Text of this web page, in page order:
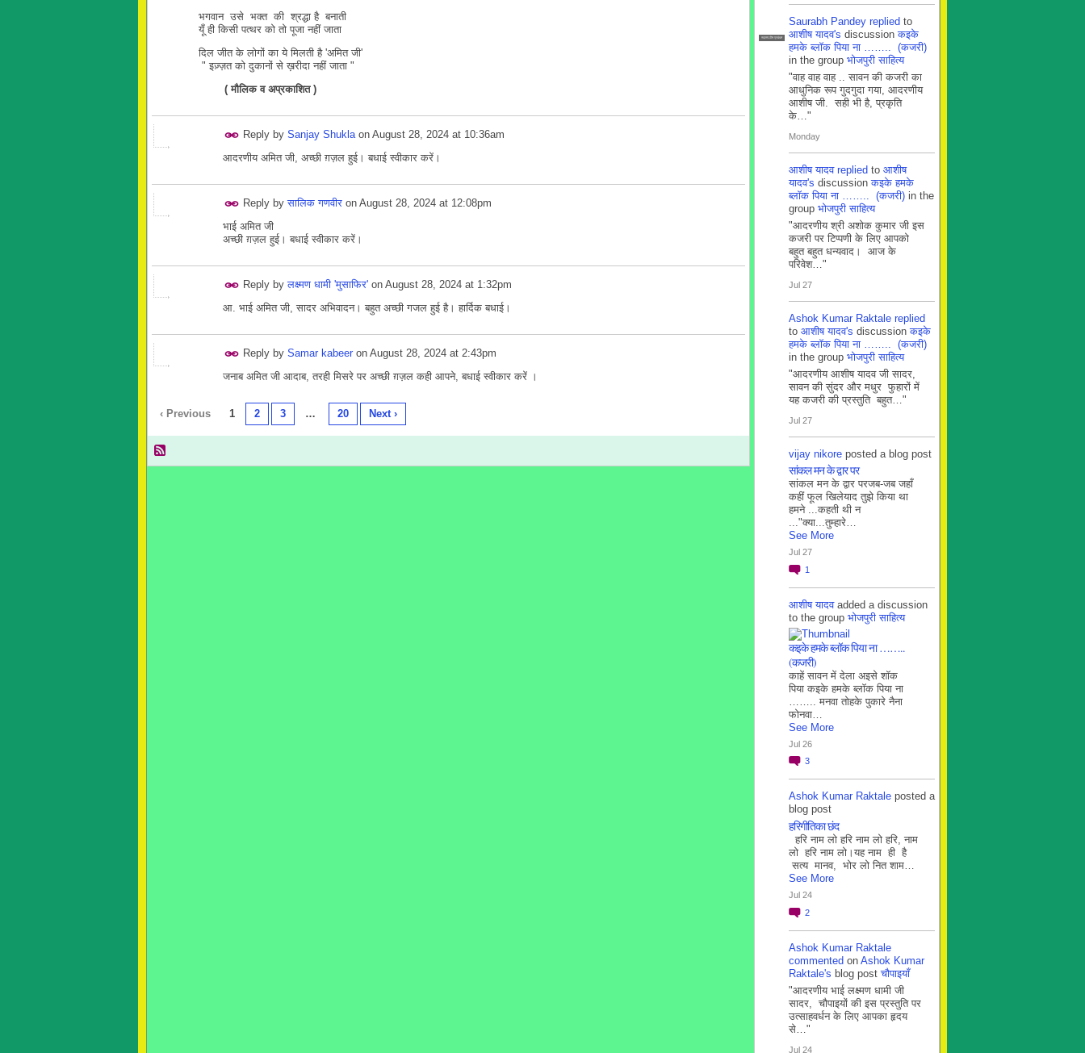
भगवान उसे भक्त की श्रद्धा है बनाती
यूँ ही किसी पत्थर को तो पूजा नहीं जाता
दिल जीत के लोगों का ये मिलती है 'अमित जी'
" इज़्ज़त को दुकानों से ख़रीदा नहीं जाता "
( मौलिक व अप्रकाशित )
Reply by Sanjay Shukla on August 28, 2024 at 10:36am
आदरणीय अमित जी, अच्छी ग़ज़ल हुई। बधाई स्वीकार करें।
Reply byसालिक गणवीर on August 28, 2024 at 12:08pm
भाई अमित जी
अच्छी ग़ज़ल हुई। बधाई स्वीकार करें।
Reply byलक्ष्मण धामी 'मुसाफिर' on August 28, 2024 at 1:32pm
आ. भाई अमित जी, सादर अभिवादन। बहुत अच्छी गजल हुई है। हार्दिक बधाई।
Reply by Samar kabeer on August 28, 2024 at 2:43pm
जनाब अमित जी आदाब, तरही मिसरे पर अच्छी ग़ज़ल कही आपने, बधाई स्वीकार करें ।
‹ Previous 1 2 3 … 20 Next ›
सदस्य टीम प्रबंधन
Saurabh Pandey replied to
आशीष यादव's discussionकइके
हमके ब्लाॅक पिया ना …….. (कजरी)
in the group भोजपुरी साहित्य
"वाह वाह वाह .. सावन की कजरी का
आधुनिक रूप गुदगुदा गया, आदरणीय
आशीष जी. सही भी है, प्रकृति
के…"
Monday
आशीष यादव replied to आशीष
यादव's discussionकइके हमके
ब्लाॅक पिया ना …….. (कजरी) in the
group भोजपुरी साहित्य
"आदरणीय श्री अशोक कुमार जी इस
कजरी पर टिप्पणी के लिए आपको
बहुत बहुत धन्यवाद। आज के
परिवेश…"
Jul 27
Ashok Kumar Raktale replied
to आशीष यादव's discussionकइके
हमके ब्लाॅक पिया ना …….. (कजरी)
in the group भोजपुरी साहित्य
"आदरणीय आशीष यादव जी सादर,
सावन की सुंदर और मधुर फुहारों में
यह कजरी की प्रस्तुति बहुत…"
Jul 27
vijay nikore posted a blog post
सांकल मन के द्वार पर
सांकल मन के द्वार परजब-जब जहाँ
कहीं फूल खिलेयाद तुझे किया था
हमने ...कहती थी न
..."क्या...तुम्हारे…
See More
Jul 27
1
आशीष यादवadded a discussion
to the group भोजपुरी साहित्य
कइके हमके ब्लाॅक पिया ना ……..
(कजरी)
काहें सावन में देला अइसे शॉक
पिया कइके हमके ब्लाॅक पिया ना
…….. मनवा तोहके पुकारे नैना
फोनवा…
See More
Jul 26
3
Ashok Kumar Raktale posted a
blog post
हरिगीतिका छंद
हरि नाम लो हरि नाम लो हरि, नाम
लो हरि नाम लो।यह नाम ही है
सत्य मानव, भोर लो नित शाम…
See More
Jul 24
2
Ashok Kumar Raktale
commented on Ashok Kumar
Raktale's blog postचौपाइयाँ
"आदरणीय भाई लक्ष्मण धामी जी
सादर, चौपाइयों की इस प्रस्तुति पर
उत्साहवर्धन के लिए आपका हृदय
से…"
Jul 24